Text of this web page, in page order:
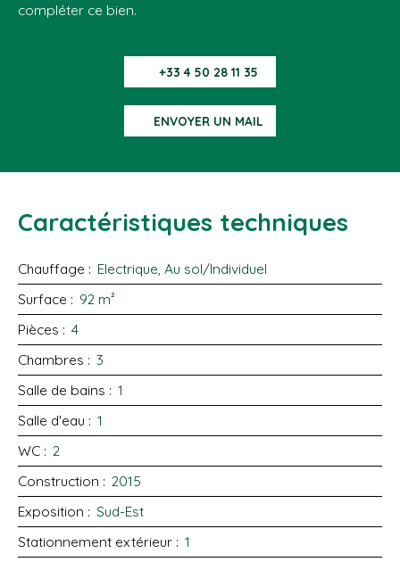
compléter ce bien.
+33 4 50 28 11 35
ENVOYER UN MAIL
Caractéristiques techniques
Chauffage : Electrique, Au sol/Individuel
Surface : 92 m²
Pièces : 4
Chambres : 3
Salle de bains : 1
Salle d'eau : 1
WC : 2
Construction : 2015
Exposition : Sud-Est
Stationnement extérieur : 1